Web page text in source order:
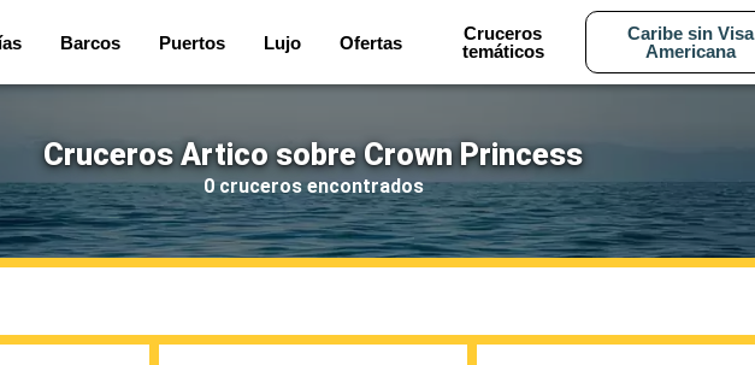
Barcos Puertos Lujo Ofertas
Cruceros
temáticos
Caribe sin Visa
Americana
Cruceros Artico sobre Crown Princess
0 cruceros encontrados